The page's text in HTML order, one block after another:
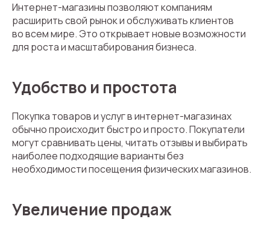
Интернет-магазины позволяют компаниям
расширить свой рынок и обслуживать клиентов
во всем мире. Это открывает новые возможности
для роста и масштабирования бизнеса.
Удобство и простота
Покупка товаров и услуг в интернет-магазинах
обычно происходит быстро и просто. Покупатели
могут сравнивать цены, читать отзывы и выбирать
наиболее подходящие варианты без
необходимости посещения физических магазинов.
Увеличение продаж